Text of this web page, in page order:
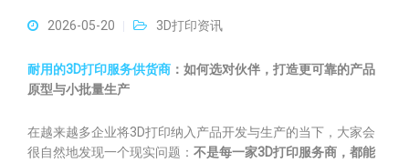
2026-05-20 3D打印资讯
耐用的3D打印服务供货商 ：如何选对伙伴，打造更可靠的产品
原型与小批量生产
在越来越多企业将3D打印纳入产品开发与生产的当下，大家会
很自然地发现一个现实问题： 不是每一家3D打印服务商，都能